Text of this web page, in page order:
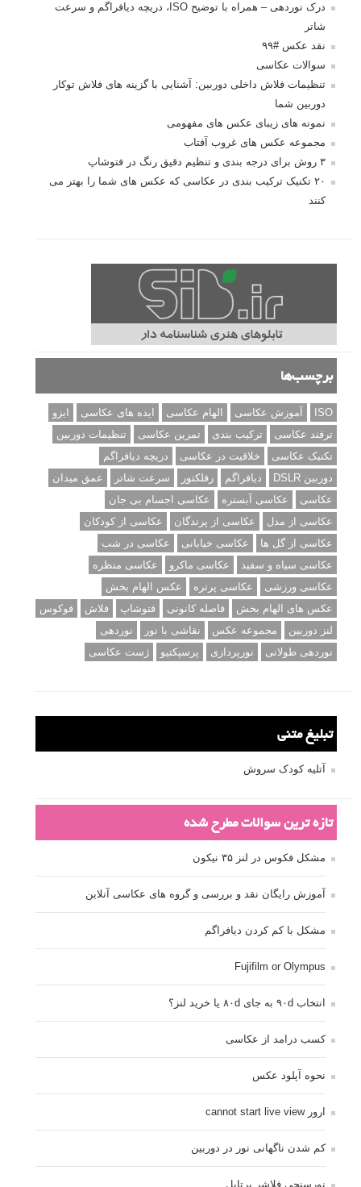
درک نوردهی – همراه با توضیح ISO، دریچه دیافراگم و سرعت
شاتر
نقد عکس #۹۹
سوالات عکاسی
تنظیمات فلاش داخلی دوربین: آشنایی با گزینه های فلاش توکار
دوربین شما
نمونه های زیبای عکس های مفهومی
مجموعه عکس های غروب آفتاب
۳ روش برای درجه بندی و تنظیم دقیق رنگ در فتوشاپ
۲۰ تکنیک ترکیب بندی در عکاسی که عکس های شما را بهتر می
کنند
برچسب‌ها
ISO آموزش عکاسی الهام عکاسی ایده های عکاسی
ایزو
ترفند عکاسی
ترکیب بندی تمرین عکاسی
تنظیمات دوربین
تکنیک عکاسی
خلاقیت در عکاسی
دریچه دیافراگم
دوربین DSLR
دیافراگم رفلکتور سرعت شاتر
عمق میدان
عکاسی
عکاسی آبستره
عکاسی اجسام بی جان
عکاسی از مدل
عکاسی از پرندگان
عکاسی از کودکان
عکاسی از گل ها
عکاسی خیابانی
عکاسی در شب
عکاسی سیاه و سفید
عکاسی ماکرو
عکاسی منظره
عکاسی ورزشی
عکاسی پرتره
عکس الهام بخش
عکس های الهام بخش
فاصله کانونی فتوشاپ فلاش
فوکوس
لنز دوربین
مجموعه عکس نقاشی با نور
نوردهی
نوردهی طولانی
نورپردازی پرسپکتیو ژست عکاسی
تبلیغ متنی
آتلیه کودک سروش
تازه ترین سوالات مطرح شده
مشکل فکوس در لنز ۳۵ نیکون
آموزش رایگان نقد و بررسی و گروه های عکاسی آنلاین
مشکل با کم کردن دیافراگم
Fujifilm or Olympus
انتخاب ۹۰d به جای ۸۰d یا خرید لنز؟
کسب درامد از عکاسی
نحوه آپلود عکس
ارور cannot start live view
کم شدن ناگهانی نور در دوربین
نورسنجی فلاشر پرتابل